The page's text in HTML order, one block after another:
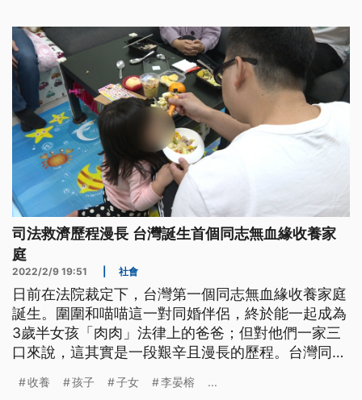
司法救濟歷程漫長 台灣誕生首個同志無血緣收養家
庭
2022/2/9 19:51 社會
日前在法院裁定下，台灣第一個同志無血緣收養家庭
誕生。圍圍和喵喵這一對同婚伴侶，終於能一起成為
3歲半女孩「肉肉」法律上的爸爸；但對他們一家三
口來說，這其實是一段艱辛且漫長的歷程。台灣同婚
法讓他們一起領養孩子。
收養 孩子 子女 李晏榕 ...